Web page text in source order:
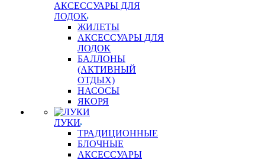
АКСЕССУАРЫ ДЛЯ
ЛОДОК
ЖИЛЕТЫ
АКСЕССУАРЫ ДЛЯ
ЛОДОК
БАЛЛОНЫ
(АКТИВНЫЙ
ОТДЫХ)
НАСОСЫ
ЯКОРЯ
ЛУКИ
ТРАДИЦИОННЫЕ
БЛОЧНЫЕ
АКСЕССУАРЫ